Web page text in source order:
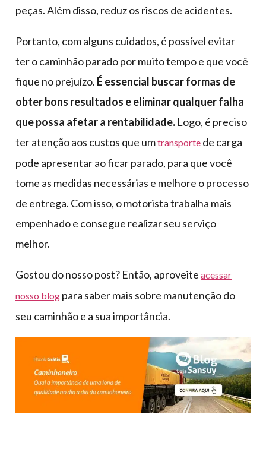
peças. Além disso, reduz os riscos de acidentes.
Portanto, com alguns cuidados, é possível evitar
ter o caminhão parado por muito tempo e que você
fique no prejuízo. É essencial buscar formas de
obter bons resultados e eliminar qualquer falha
que possa afetar a rentabilidade. Logo, é preciso
ter atenção aos custos que umtransporte de carga
pode apresentar ao ficar parado, para que você
tome as medidas necessárias e melhore o processo
de entrega. Com isso, o motorista trabalha mais
empenhado e consegue realizar seu serviço
melhor.
Gostou do nosso post? Então, aproveite acessar
nosso blog para saber mais sobre manutenção do
seu caminhão e a sua importância.